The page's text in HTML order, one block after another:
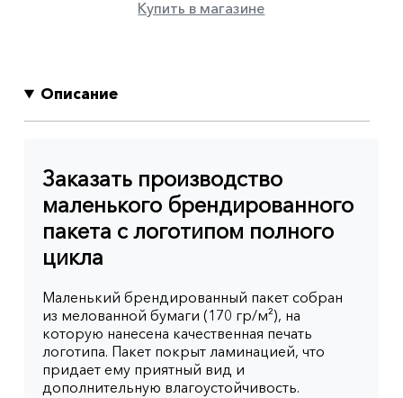
Купить в магазине
Описание
Заказать производство
маленького брендированного
пакета с логотипом полного
цикла
Маленький брендированный пакет собран
из мелованной бумаги (170 гр/м²), на
которую нанесена качественная печать
логотипа. Пакет покрыт ламинацией, что
придает ему приятный вид и
дополнительную влагоустойчивость.